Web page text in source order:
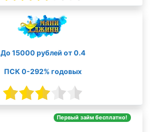
До 15000 рублей от 0.4
ПСК 0-292% годовых
Первый займ бесплатно!